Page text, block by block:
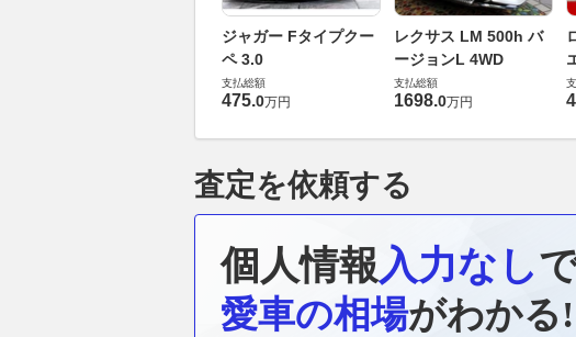
ジャガー Fタイプクー
ペ 3.0
支払総額
475.0万円
レクサス LM 500h バ
ージョンL 4WD
支払総額
1698.0万円
査定を依頼する
個人情報入力なし
愛車の相場がわかる!